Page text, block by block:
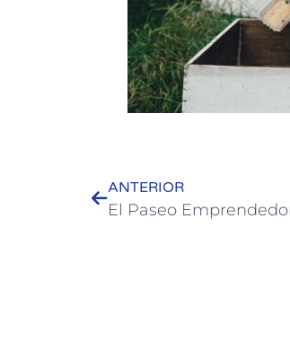
ANTERIOR